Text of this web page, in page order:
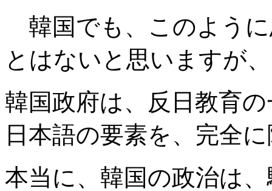
韓国でも、このよう
とはないと思いますが、
韓国政府は、反日教育
日本語の要素を、完全
本当に、韓国の政治は